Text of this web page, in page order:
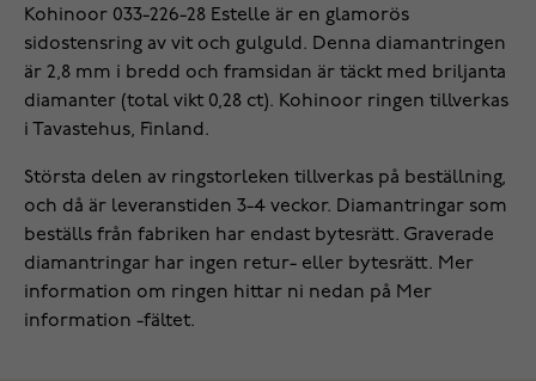
Kohinoor 033-226-28 Estelle är en glamorös
sidostensring av vit och gulguld. Denna diamantringen
är 2,8 mm i bredd och framsidan är täckt med briljanta
diamanter (total vikt 0,28 ct). Kohinoor ringen tillverkas
i Tavastehus, Finland.
Största delen av ringstorleken tillverkas på beställning,
och då är leveranstiden 3-4 veckor. Diamantringar som
beställs från fabriken har endast bytesrätt. Graverade
diamantringar har ingen retur- eller bytesrätt. Mer
information om ringen hittar ni nedan på Mer
information -fältet.